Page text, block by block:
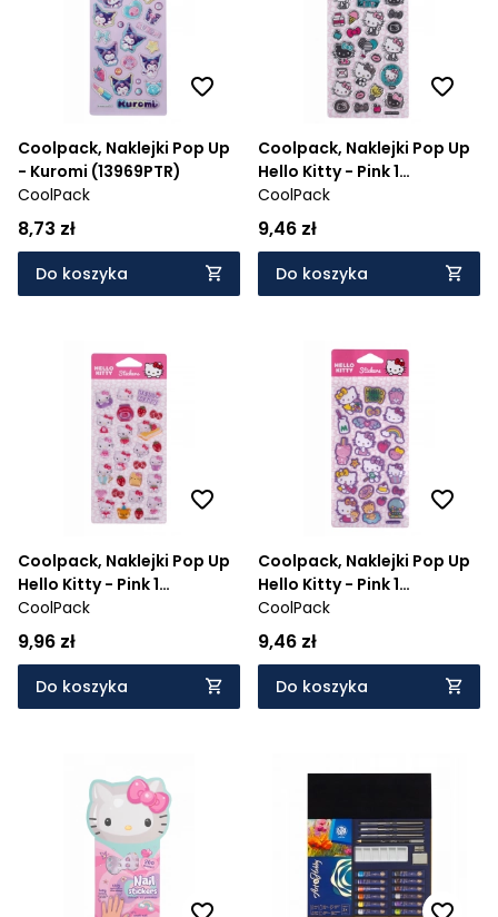
Coolpack, Naklejki Pop Up
- Kuromi (13969PTR)
CoolPack
8,73 zł
Do koszyka
Coolpack, Naklejki Pop Up
Hello Kitty - Pink 1
(10944PTR)
CoolPack
9,46 zł
Do koszyka
Coolpack, Naklejki Pop Up
Hello Kitty - Pink 1
(10784PTR)
CoolPack
9,96 zł
Do koszyka
Coolpack, Naklejki Pop Up
Hello Kitty - Pink 1
(10876PTR)
CoolPack
9,46 zł
Do koszyka